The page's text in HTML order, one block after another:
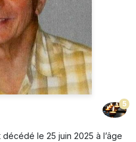
5
le 25 juin 2025 à l’âge